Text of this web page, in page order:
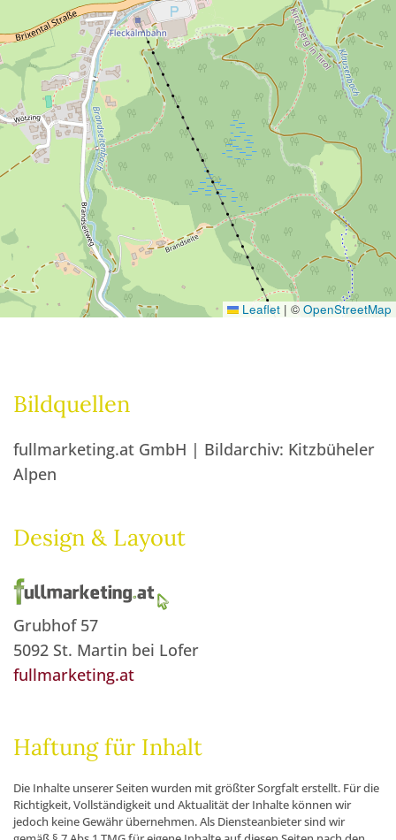
Leaflet | © OpenStreetMap
Bildquellen
fullmarketing.at GmbH | Bildarchiv: Kitzbüheler
Alpen
Design & Layout
Grubhof 57
5092 St. Martin bei Lofer
fullmarketing.at
Haftung für Inhalt
Die Inhalte unserer Seiten wurden mit größter Sorgfalt erstellt. Für die
Richtigkeit, Vollständigkeit und Aktualität der Inhalte können wir
jedoch keine Gewähr übernehmen. Als Diensteanbieter sind wir